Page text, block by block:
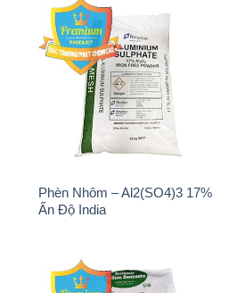
Phèn Nhôm – Al2(SO4)3 17%
Ấn Độ India